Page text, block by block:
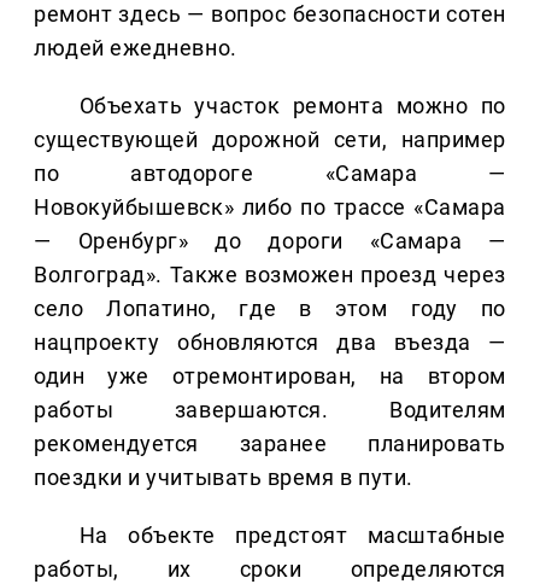
ремонт здесь — вопрос безопасности сотен
людей ежедневно.
Объехать участок ремонта можно по
существующей дорожной сети, например
по автодороге «Самара —
Новокуйбышевск» либо по трассе «Самара
— Оренбург» до дороги «Самара —
Волгоград». Также возможен проезд через
село Лопатино, где в этом году по
нацпроекту обновляются два въезда —
один уже отремонтирован, на втором
работы завершаются. Водителям
рекомендуется заранее планировать
поездки и учитывать время в пути.
На объекте предстоят масштабные
работы, их сроки определяются